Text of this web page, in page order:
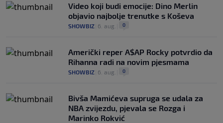
Video koji budi emocije: Dino Merlin
objavio najbolje trenutke s Koševa
SHOWBIZ 6. aug. 0
Američki reper A$AP Rocky potvrdio da
Rihanna radi na novim pjesmama
SHOWBIZ 6. aug. 0
Bivša Mamićeva supruga se udala za
NBA zvijezdu, pjevala se Rozga i
Marinko Rokvić